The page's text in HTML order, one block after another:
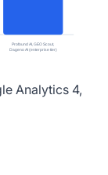
Analytics 4,